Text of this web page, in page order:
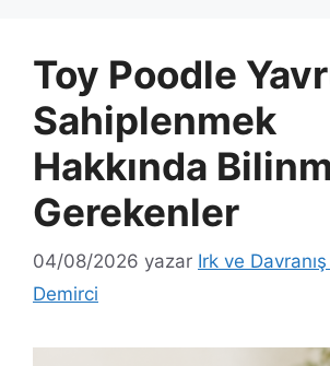
Toy Poodle
Sahiplenmek
Hakkında
Gerekenler
04/08/2026 yazar Irk ve
Demirci